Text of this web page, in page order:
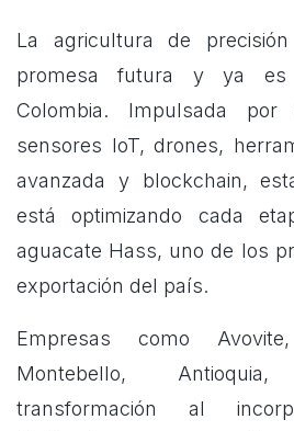
La agricultura de
promesa futura y ya es
Colombia. Impulsada por
sensores IoT, drones,
avanzada y blockchain,
está optimizando cada
aguacate Hass, uno de los
exportación del país.
Empresas como
Montebello,
transformación al